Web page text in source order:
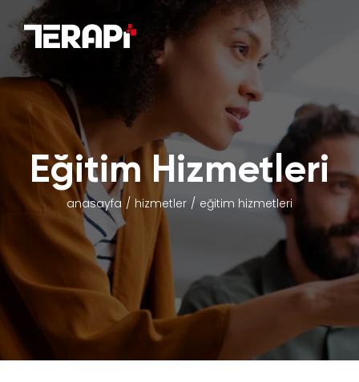
Eğitim Hizmetleri
anasayfa hizmetler eğitim hizmetleri